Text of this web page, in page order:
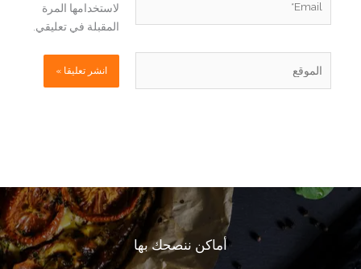
لاستخدامها المرة
المقبلة في تعليقي.
أماكن ننصحك بها